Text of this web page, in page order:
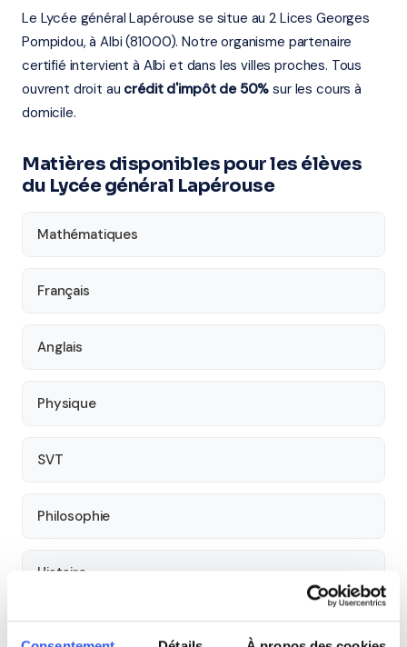
Le Lycée général Lapérouse se situe au 2 Lices Georges
Pompidou, à Albi (81000). Notre organisme partenaire
certifié intervient à Albi et dans les villes proches. Tous
ouvrent droit au crédit d'impôt de 50% sur les cours à
domicile.
Matières disponibles pour les élèves
du Lycée général Lapérouse
Mathématiques
Français
Anglais
Physique
SVT
Philosophie
Histoire